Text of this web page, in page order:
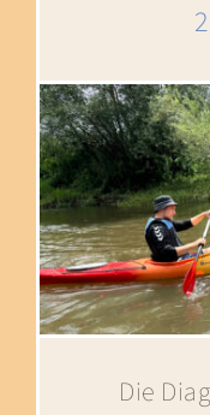
Die